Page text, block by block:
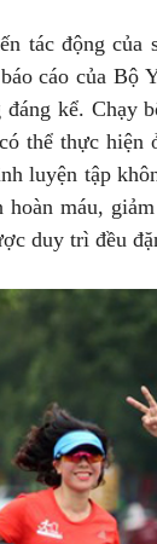
tác động
cáo của
kể. Chạy
thể thực
luyện tập
máu,
duy trì đều